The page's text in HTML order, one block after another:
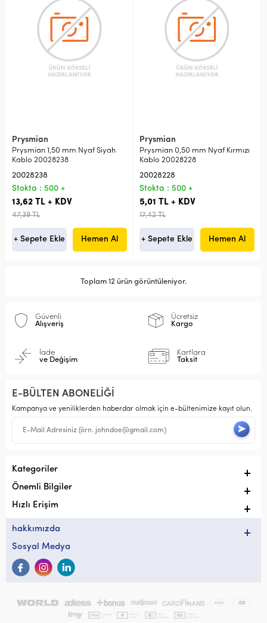
Prysmian
Prysmian 1,50 mm Nyaf Siyah
Kablo 20028238
20028238
Stokta : 500 +
13,62 TL + KDV
47,39 TL
+ Sepete Ekle Hemen Al
Prysmian
Prysmian 0,50 mm Nyaf Kırmızı
Kablo 20028228
20028228
Stokta : 500 +
5,01 TL + KDV
17,42 TL
+ Sepete Ekle Hemen Al
Toplam 12 ürün görüntüleniyor.
Güvenli
Alışveriş
Ücretsiz
Kargo
İade
ve Değişim
Kartlara
Taksit
E-BÜLTEN ABONELİĞİ
Kampanya ve yeniliklerden haberdar olmak için e-bültenimize kayıt olun.
Kategoriler
Önemli Bilgiler
Hızlı Erişim
hakkımızda
Sosyal Medya